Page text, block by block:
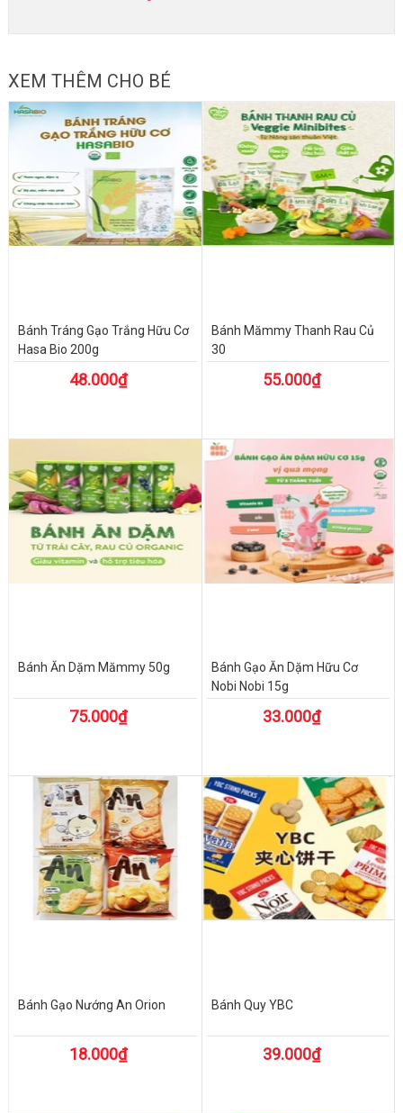
XEM THÊM CHO BÉ
Bánh Tráng Gạo Trắng Hữu Cơ
Hasa Bio 200g
48.000₫
Bánh Mămmy Thanh Rau Củ
30
55.000₫
Bánh Ăn Dặm Mămmy 50g
75.000₫
Bánh Gạo Ăn Dặm Hữu Cơ
Nobi Nobi 15g
33.000₫
Bánh Gạo Nướng An Orion
18.000₫
Bánh Quy YBC
39.000₫